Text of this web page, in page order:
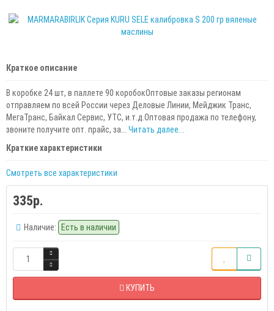
Краткое описание
В коробке 24 шт, в паллете 90 коробокОптовые заказы регионам
отправляем по всей России через Деловые Линии, Мейджик Транс,
МегаТранс, Байкал Сервис, УТС, и.т.д.Оптовая продажа по телефону,
звоните получите опт. прайс, за... Читать далее...
Краткие характеристики
Смотреть все характеристики
335р.
Наличие: Есть в наличии
КУПИТЬ